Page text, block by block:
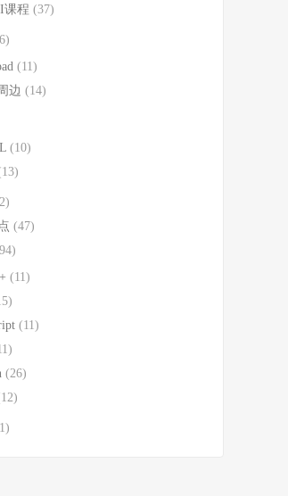
课程 (37)
(11)
边 (14)
(10)
(47)
(11)
(11)
(26)